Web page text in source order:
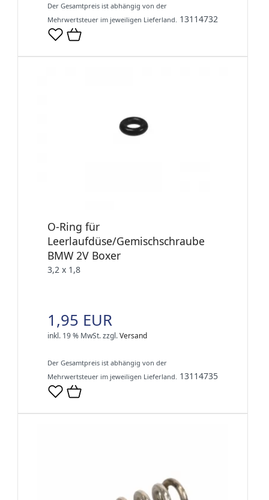
Der Gesamtpreis ist abhängig von der
Mehrwertsteuer im jeweiligen Lieferland. 13114732
O-Ring für
Leerlaufdüse/Gemischschraube
BMW 2V Boxer
3,2 x 1,8
1,95 EUR
inkl. 19 % MwSt.zzgl.Versand
Der Gesamtpreis ist abhängig von der
Mehrwertsteuer im jeweiligen Lieferland. 13114735